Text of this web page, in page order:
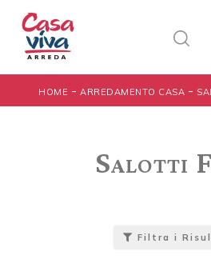
HOME - ARREDAMENTO CASA -
Salotti
Filtra i